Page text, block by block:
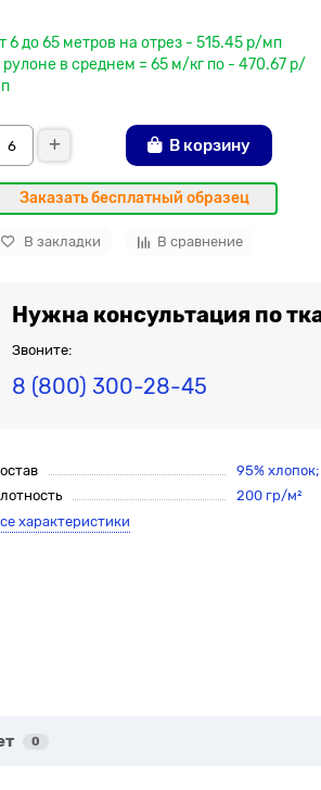
6 до 65 метров на отрез - 515.45 р/мп
рулоне в среднем = 65 м/кг по - 470.67 р/
В корзину
Заказать бесплатный образец
В закладки В сравнение
Нужна консультация по
Звоните:
8 (800) 300-28-45
95%
200 гр/м²
характеристики
0